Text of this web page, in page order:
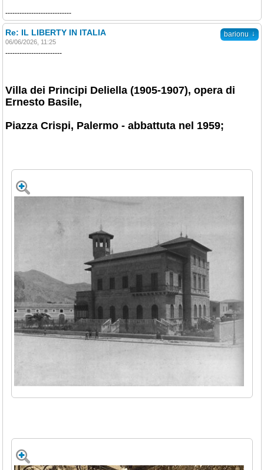
----------------------------
barionu ↓
Re: IL LIBERTY IN ITALIA
06/06/2026, 11:25
------------------------
Villa dei Principi Deliella (1905-1907), opera di
Ernesto Basile,
Piazza Crispi, Palermo - abbattuta nel 1959;